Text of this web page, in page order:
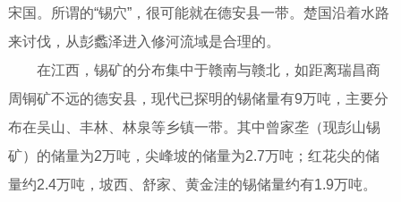
宋国。所谓的“锡穴”，很可能就在德安县一带。楚国沿着水路
来讨伐，从彭蠡泽进入修河流域是合理的。
在江西，锡矿的分布集中于赣南与赣北，如距离瑞昌商
周铜矿不远的德安县，现代已探明的锡储量有9万吨，主要分
布在吴山、丰林、林泉等乡镇一带。其中曾家垄（现彭山锡
矿）的储量为2万吨，尖峰坡的储量为2.7万吨；红花尖的储
量约2.4万吨，坡西、舒家、黄金洼的锡储量约有1.9万吨。